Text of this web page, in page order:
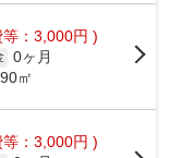
：3,000円 )
0ヶ月
㎡
：3,000円 )